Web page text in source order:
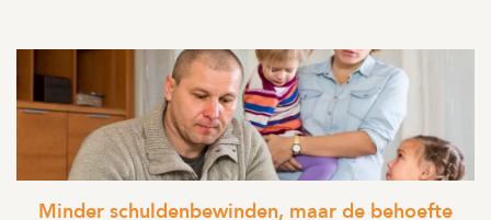
Minder schuldenbewinden, maar de behoefte